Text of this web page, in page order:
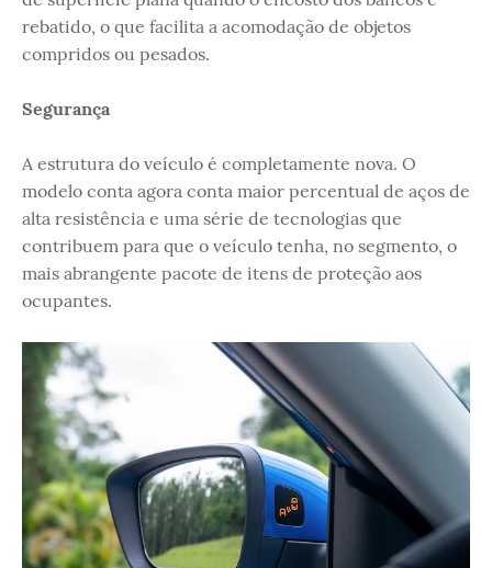
rebatido, o que facilita a acomodação de objetos
compridos ou pesados.
Segurança
A estrutura do veículo é completamente nova. O
modelo conta agora conta maior percentual de aços de
alta resistência e uma série de tecnologias que
contribuem para que o veículo tenha, no segmento, o
mais abrangente pacote de itens de proteção aos
ocupantes.